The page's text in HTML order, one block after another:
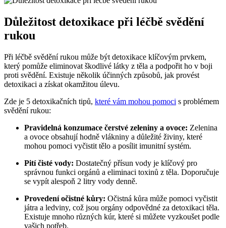
Důležitost‌ detoxikace při‍ léčbě svědění
rukou
Při léčbě svědění​ rukou může být detoxikace klíčovým prvkem,
který pomůže eliminovat⁢ škodlivé látky z ⁤těla a‍ podpořit ho v boji
proti svědění. Existuje několik účinných⁢ způsobů, jak provést‌
detoxikaci a‍ získat okamžitou⁣ úlevu.
Zde je 5 detoxikačních tipů, které vám‍ mohou pomoci ‍ s ⁣problémem
svědění rukou:
Pravidelná konzumace ‌čerstvé zeleniny ⁢a ‌ovoce: Zelenina
a ovoce obsahují ‌hodně vlákniny a důležité​ živiny, které
mohou ⁢pomoci vyčistit tělo a posílit imunitní systém.
Pití čisté vody: Dostatečný přísun vody je⁤ klíčový⁢ pro
správnou funkci ⁢orgánů a ⁢eliminaci toxinů ‌z ⁣těla. Doporučuje
⁣se vypít alespoň 2 ⁣litry vody denně.
Provedení očistné kůry: Očistná kůra může⁢ pomoci ‍vyčistit
játra a ⁢ledviny, což jsou orgány odpovědné za detoxikaci těla.
Existuje mnoho různých kúr, které‍ si můžete​ vyzkoušet podle
vašich potřeb.